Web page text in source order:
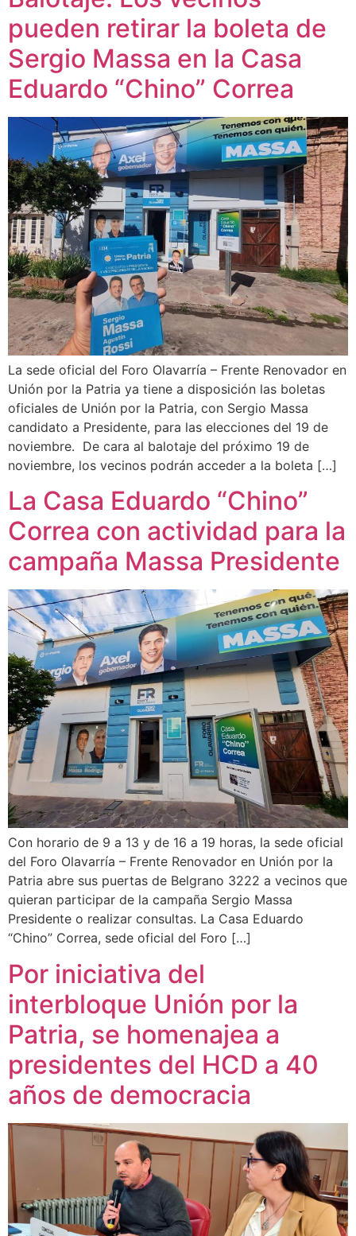
pueden retirar la boleta de
Sergio Massa en la Casa
Eduardo “Chino” Correa
La sede oficial del Foro Olavarría – Frente Renovador en
Unión por la Patria ya tiene a disposición las boletas
oficiales de Unión por la Patria, con Sergio Massa
candidato a Presidente, para las elecciones del 19 de
noviembre. De cara al balotaje del próximo 19 de
noviembre, los vecinos podrán acceder a la boleta […]
La Casa Eduardo “Chino”
Correa con actividad para la
campaña Massa Presidente
Con horario de 9 a 13 y de 16 a 19 horas, la sede oficial
del Foro Olavarría – Frente Renovador en Unión por la
Patria abre sus puertas de Belgrano 3222 a vecinos que
quieran participar de la campaña Sergio Massa
Presidente o realizar consultas. La Casa Eduardo
“Chino” Correa, sede oficial del Foro […]
Por iniciativa del
interbloque Unión por la
Patria, se homenajea a
presidentes del HCD a 40
años de democracia